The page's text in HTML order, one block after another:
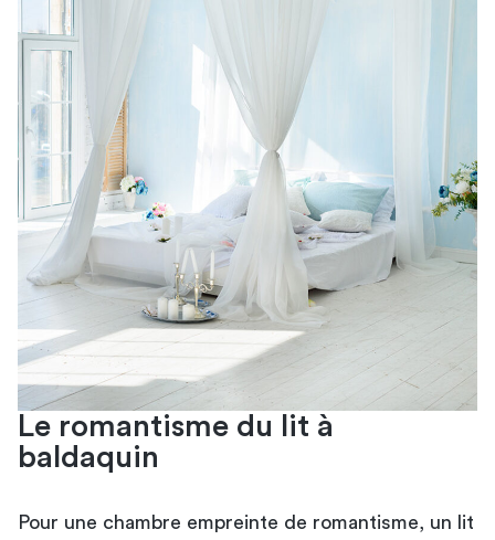
Le romantisme du lit à
baldaquin
Pour une chambre empreinte de romantisme, un lit